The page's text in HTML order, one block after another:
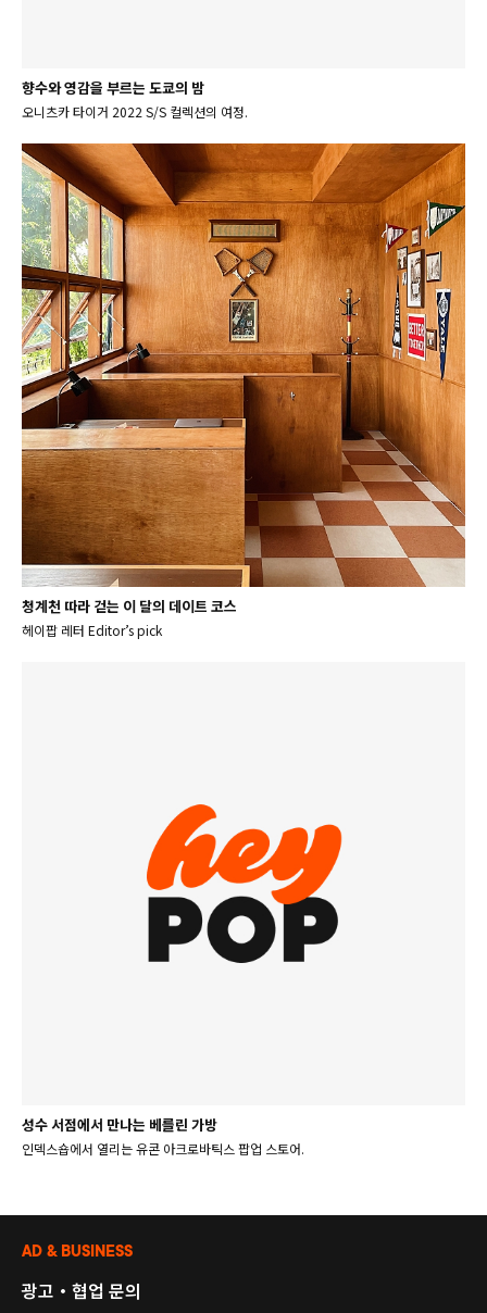
향수와 영감을 부르는 도쿄의 밤
오니츠카 타이거 2022 S/S 컬렉션의 여정.
청계천 따라 걷는 이 달의 데이트 코스
헤이팝 레터 Editor’s pick
성수 서점에서 만나는 베를린 가방
인덱스숍에서 열리는 유콘 아크로바틱스 팝업 스토어.
AD & BUSINESS
광고・협업 문의